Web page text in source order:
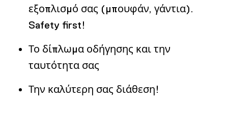
εξοπλισμό σας (μπουφάν, γάντια).
Safety first!
Το δίπλωμα οδήγησης και την
ταυτότητα σας
Την καλύτερη σας διάθεση!